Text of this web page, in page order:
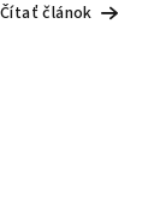
Čítať článok